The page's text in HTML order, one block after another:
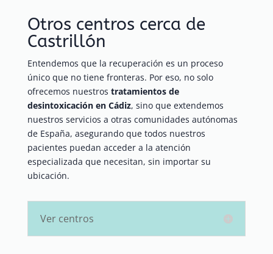
Otros centros cerca de
Castrillón
Entendemos que la recuperación es un proceso
único que no tiene fronteras. Por eso, no solo
ofrecemos nuestros tratamientos de
desintoxicación en Cádiz, sino que extendemos
nuestros servicios a otras comunidades autónomas
de España, asegurando que todos nuestros
pacientes puedan acceder a la atención
especializada que necesitan, sin importar su
ubicación.
Ver centros